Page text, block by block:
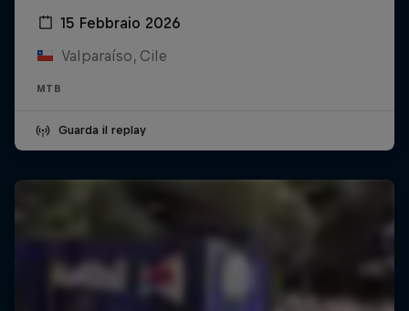
15 Febbraio 2026
Valparaíso, Cile
MTB
Guarda il replay